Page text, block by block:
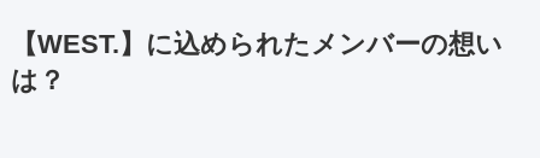
【WEST.】に込められたメンバーの想い
は？